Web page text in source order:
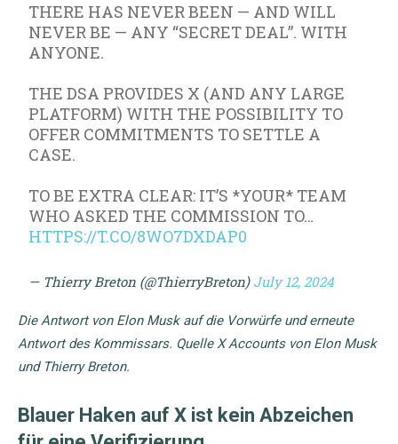
THERE HAS NEVER BEEN — AND WILL
NEVER BE — ANY “SECRET DEAL”. WITH
ANYONE.
THE DSA PROVIDES X (AND ANY LARGE
PLATFORM) WITH THE POSSIBILITY TO
OFFER COMMITMENTS TO SETTLE A
CASE.
TO BE EXTRA CLEAR: IT’S *YOUR* TEAM
WHO ASKED THE COMMISSION TO…
HTTPS://T.CO/8WO7DXDAP0
— Thierry Breton (@ThierryBreton) July 12, 2024
Die Antwort von Elon Musk auf die Vorwürfe und erneute
Antwort des Kommissars. Quelle X Accounts von Elon Musk
und Thierry Breton.
Blauer Haken auf X ist kein Abzeichen